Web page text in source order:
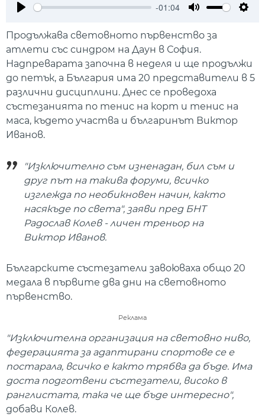
-01:04
Продължава световното първенство за
атлети със синдром на Даун в София.
Надпреварата започна в неделя и ще продължи
до петък, а България има 20 представители в 5
различни дисциплини. Днес се проведоха
състезанията по тенис на корт и тенис на
маса, където участва и българинът Виктор
Иванов.
"Изключително съм изненадан, бил съм и
друг път на такива форуми, всичко
изглежда по необикновен начин, както
насякъде по света", заяви пред БНТ
Радослав Колев - личен треньор на
Виктор Иванов.
Българските състезатели завоюваха общо 20
медала в първите два дни на световното
първенство.
Реклама
"Изключителна организация на световно ниво,
федерацията за адаптирани спортове се е
постарала, всичко е както трябва да бъде. Има
доста подготвени състезатели, високо в
ранглистата, така че ще бъде интересно",
добави Колев.